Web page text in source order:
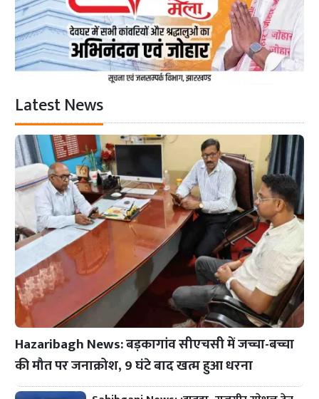
Latest News
Hazaribagh News: बड़कागांव सीएचसी में जच्चा-बच्चा
की मौत पर जनाक्रोश, 9 घंटे बाद खत्म हुआ धरना